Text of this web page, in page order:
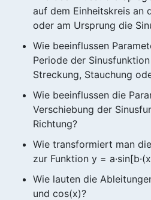
auf dem Einheitskreis an
oder am Ursprung die
Wie beeinflussen
Periode der
Streckung, Stauchung
Wie beeinflussen die
Verschiebung der
Richtung?
Wie transformiert man
zur Funktion y =
Wie lauten die
und cos(x)?